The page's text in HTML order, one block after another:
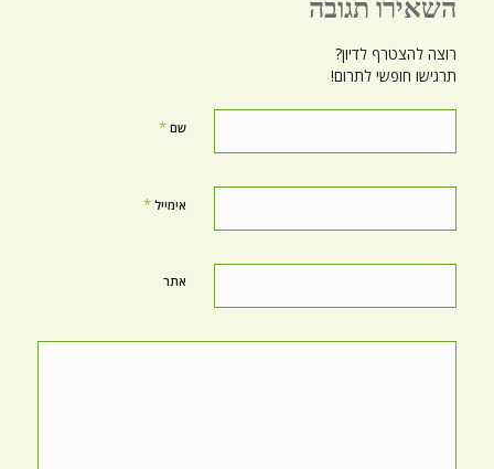
השאירו תגובה
רוצה להצטרף לדיון?
תרגישו חופשי לתרום!
שם *
אימייל *
אתר